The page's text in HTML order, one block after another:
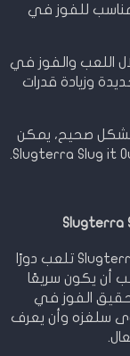
للفوز في
اللعب والفوز في
وزيادة قدرات
بشكل صحيح، يمكن
استراتيجيات الفوز في لعبة Slugterra Slug it Out 2 تلعب دورًا
أن يكون سريعًا
الفوز في
سلغزه وأن يعرف